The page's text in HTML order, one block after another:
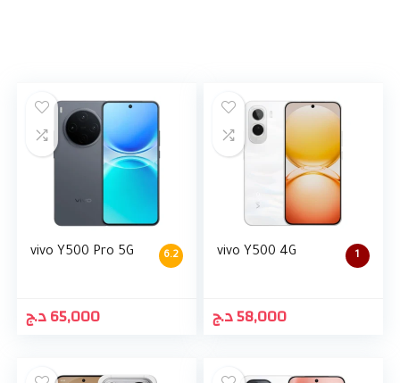
6.2
vivo Y500 Pro 5G
65,000د.ج
1
vivo Y500 4G
58,000د.ج